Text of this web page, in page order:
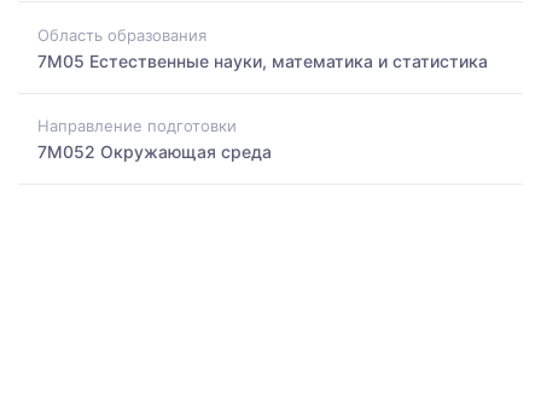
Область образования
7M05 Естественные науки, математика и статистика
Направление подготовки
7M052 Окружающая среда